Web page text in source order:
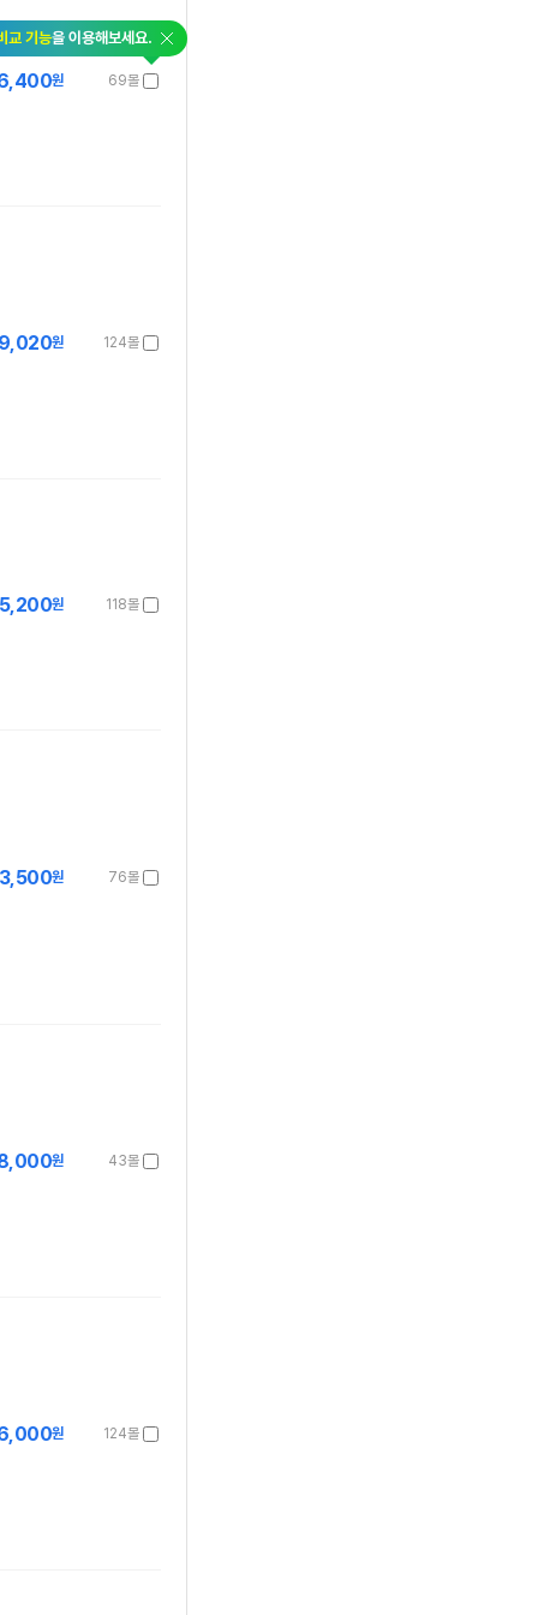
교 기능을 이용해보세요. 닫
기
69몰
원
124몰
원
118몰
원
76몰
원
43몰
원
124몰
원